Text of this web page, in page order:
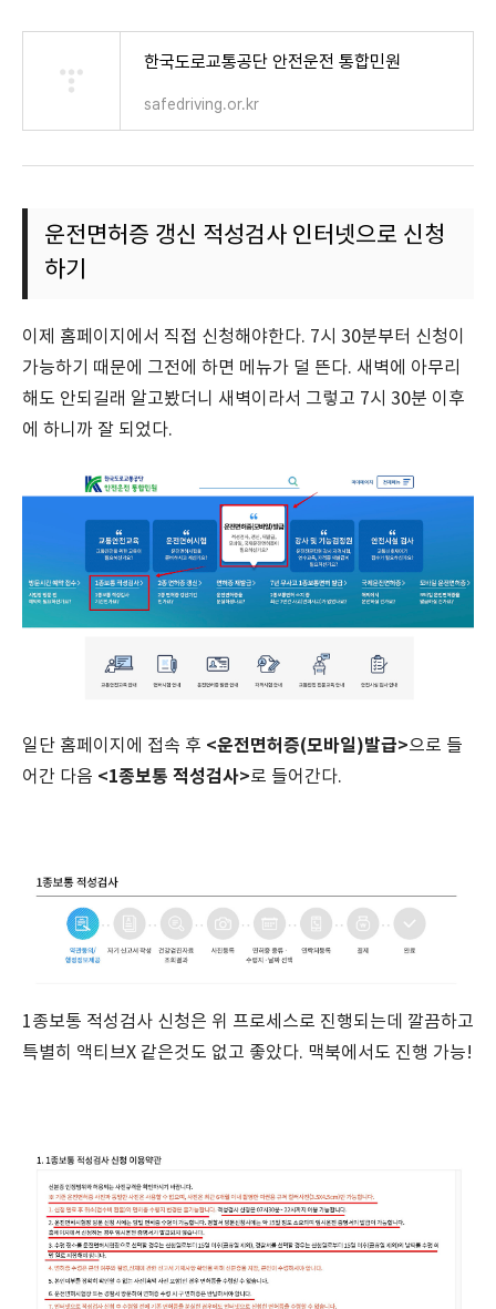
한국도로교통공단 안전운전 통합민원
safedriving.or.kr
운전면허증 갱신 적성검사 인터넷으로 신청
하기
이제 홈페이지에서 직접 신청해야한다. 7시 30분부터 신청이
가능하기 때문에 그전에 하면 메뉴가 덜 뜬다. 새벽에 아무리
해도 안되길래 알고봤더니 새벽이라서 그렇고 7시 30분 이후
에 하니까 잘 되었다.
일단 홈페이지에 접속 후 <운전면허증(모바일)발급>으로 들
어간 다음 <1종보통 적성검사>로 들어간다.
1종보통 적성검사 신청은 위 프로세스로 진행되는데 깔끔하고
특별히 액티브X 같은것도 없고 좋았다. 맥북에서도 진행 가능!